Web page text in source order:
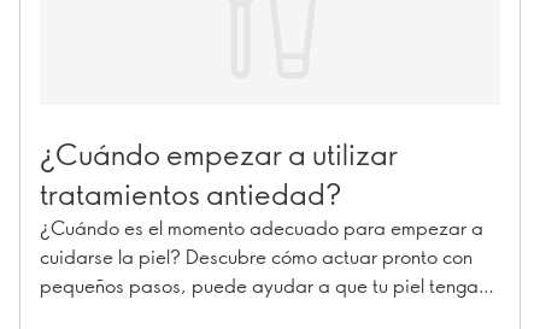
¿Cuándo empezar a utilizar
tratamientos antiedad?
¿Cuándo es el momento adecuado para empezar a
cuidarse la piel? Descubre cómo actuar pronto con
pequeños pasos, puede ayudar a que tu piel tenga